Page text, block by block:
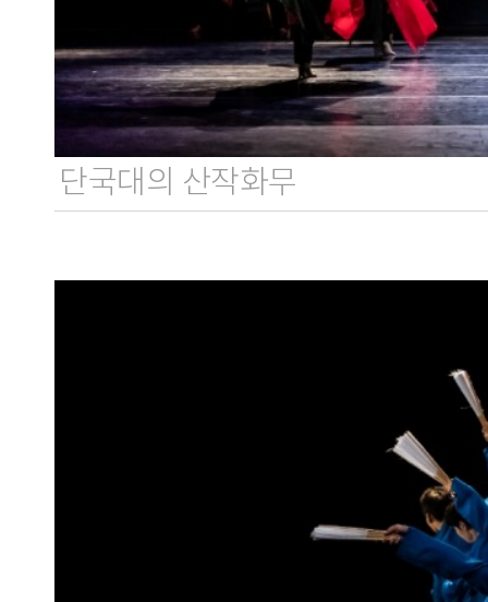
단국대의 산작화무